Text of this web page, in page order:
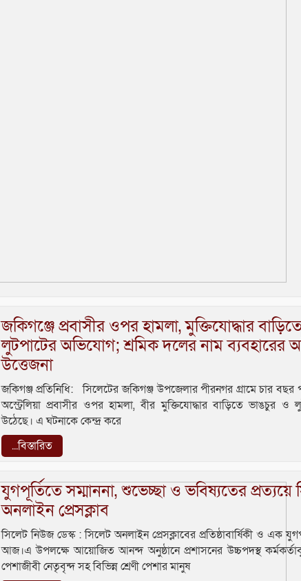
জকিগঞ্জে প্রবাসীর ওপর হামলা, মুক্তিযোদ্ধার
লুটপাটের অভিযোগ; শ্রমিক দলের নাম ব্যবহারের
উত্তেজনা
জকিগঞ্জ প্রতিনিধি: সিলেটের জকিগঞ্জ উপজেলার পীরনগর গ্রামে চার
অস্ট্রেলিয়া প্রবাসীর ওপর হামলা, বীর মুক্তিযোদ্ধার বাড়িতে ভাঙচুর
উঠেছে। এ ঘটনাকে কেন্দ্র করে
...বিস্তারিত
যুগপূর্তিতে সম্মাননা, শুভেচ্ছা ও ভবিষ্যতের প্রত্যয়ে
অনলাইন প্রেসক্লাব
সিলেট নিউজ ডেস্ক : সিলেট অনলাইন প্রেসক্লাবের প্রতিষ্ঠাবার্ষিকী ও এক
আজ।এ উপলক্ষে আয়োজিত আনন্দ অনুষ্ঠানে প্রশাসনের উচ্চপদস্থ
পেশাজীবী নেতৃবৃন্দ সহ বিভিন্ন শ্রেণী পেশার মানুষ